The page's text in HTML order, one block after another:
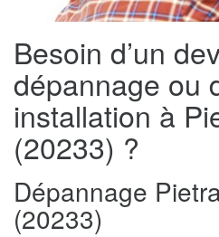
Besoin d’un
dépannage ou
installation à
(20233) ?
Dépannage
(20233)